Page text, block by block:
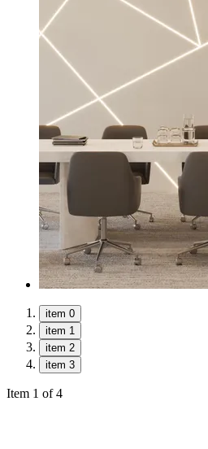
item 0
item 1
item 2
item 3
Item 1 of 4